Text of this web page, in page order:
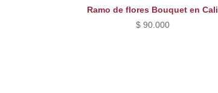
Ramo de flores Bouquet en Cali
$90.000